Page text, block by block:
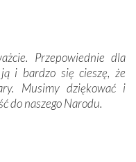
na każdym kroku
otwartością
ich ludową sztukę i
są od siebie bardzo
czuliśmy się obco.
Matka Boża, ale też
początek w naszej
Przepowiednie dla
i bardzo się cieszę, że
Musimy dziękować i
do naszego Narodu.